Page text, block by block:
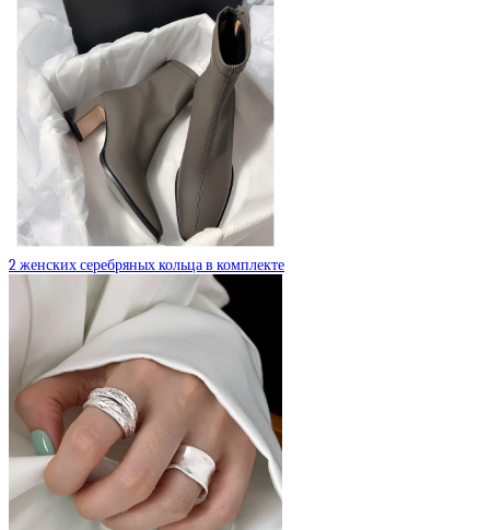
2 женских серебряных кольца в комплекте